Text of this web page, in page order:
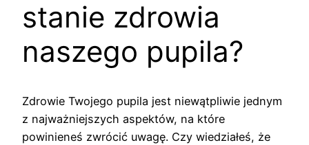
stanie zdrowia
naszego pupila?
Zdrowie Twojego pupila jest niewątpliwie jednym
z najważniejszych aspektów, na które
powinieneś zwrócić uwagę. Czy wiedziałeś, że